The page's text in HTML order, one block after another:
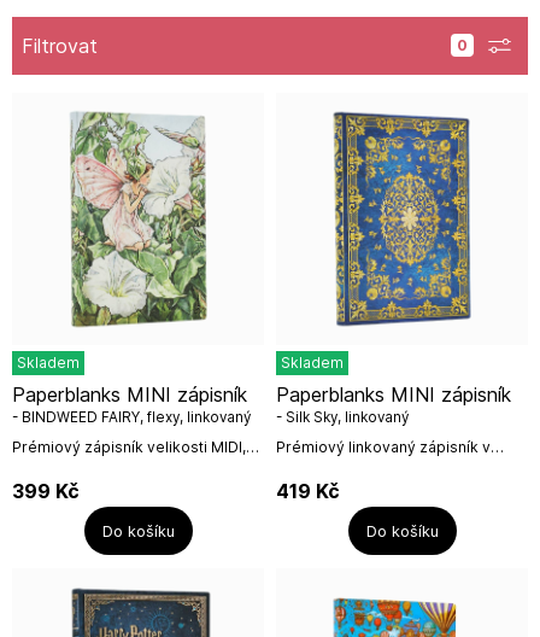
Filtrovat
Skladem
Prémiový zápisník velikosti MIDI,
Cicely Mary Barkerové těší
čtenáře všech věkových...
Paperblanks MINI zápisník
- BINDWEED FAIRY, flexy, linkovaný
399 Kč
Do košíku
Skladem
Prémiový linkovaný zápisník v
(85GSM) od irské firmy
Paperblanks.Nádherný design,
inspirovaný...
Paperblanks MINI zápisník
- Silk Sky, linkovaný
419 Kč
Do košíku